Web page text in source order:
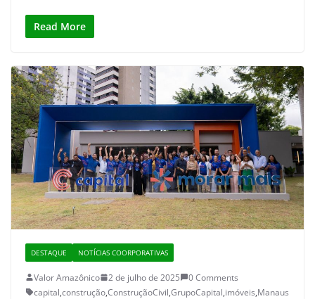
Read More
DESTAQUE NOTÍCIAS COORPORATIVAS
Valor Amazônico 2 de julho de 2025
0 Comments
capital,construção,ConstruçãoCivil,GrupoCapital,imóveis,Manaus